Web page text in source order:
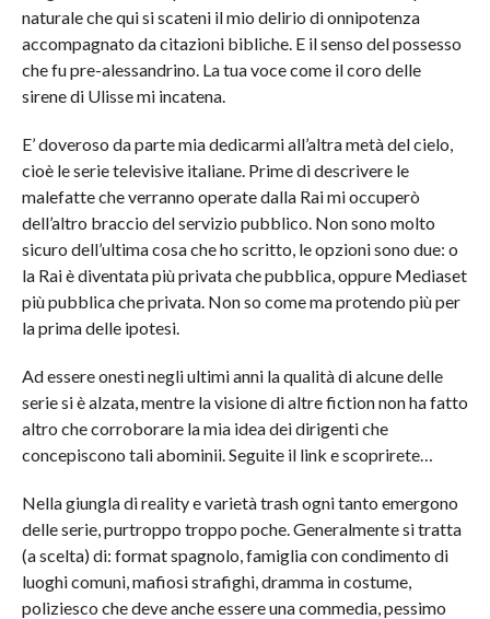
naturale che qui si scateni il mio delirio di onnipotenza
accompagnato da citazioni bibliche. E il senso del possesso
che fu pre-alessandrino. La tua voce come il coro delle
sirene di Ulisse mi incatena.
E’ doveroso da parte mia dedicarmi all’altra metà del cielo,
cioè le serie televisive italiane. Prime di descrivere le
malefatte che verranno operate dalla Rai mi occuperò
dell’altro braccio del servizio pubblico. Non sono molto
sicuro dell’ultima cosa che ho scritto, le opzioni sono due: o
la Rai è diventata più privata che pubblica, oppure Mediaset
più pubblica che privata. Non so come ma protendo più per
la prima delle ipotesi.
Ad essere onesti negli ultimi anni la qualità di alcune delle
serie si è alzata, mentre la visione di altre fiction non ha fatto
altro che corroborare la mia idea dei dirigenti che
concepiscono tali abominii. Seguite il link e scoprirete…
Nella giungla di reality e varietà trash ogni tanto emergono
delle serie, purtroppo troppo poche. Generalmente si tratta
(a scelta) di: format spagnolo, famiglia con condimento di
luoghi comuni, mafiosi strafighi, dramma in costume,
poliziesco che deve anche essere una commedia, pessimo